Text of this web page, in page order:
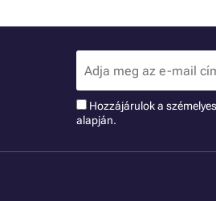
Hozzájárulok a
alapján.